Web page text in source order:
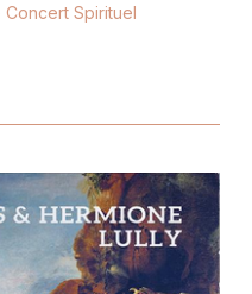
Concert Spirituel